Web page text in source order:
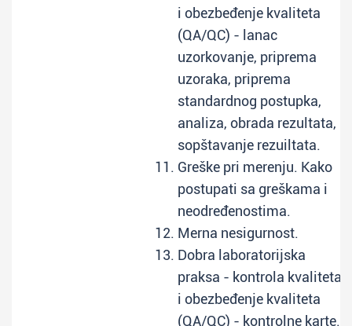
i obezbeđenje kvaliteta
(QA/QC) - lanac
uzorkovanje, priprema
uzoraka, priprema
standardnog postupka,
analiza, obrada rezultata,
sopštavanje rezuiltata.
Greške pri merenju. Kako
postupati sa greškama i
neodređenostima.
Merna nesigurnost.
Dobra laboratorijska
praksa - kontrola kvaliteta
i obezbeđenje kvaliteta
(QA/QC) - kontrolne karte.